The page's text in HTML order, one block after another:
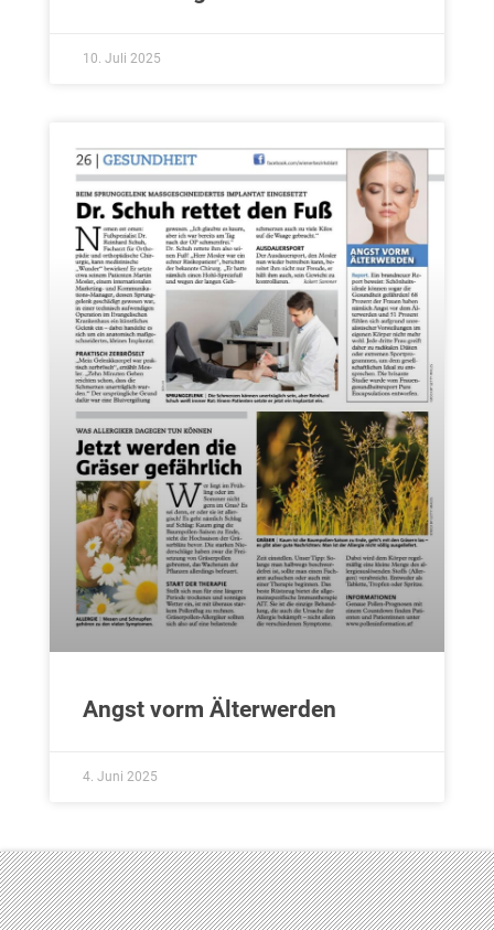
10. Juli 2025
Angst vorm Älterwerden
4. Juni 2025